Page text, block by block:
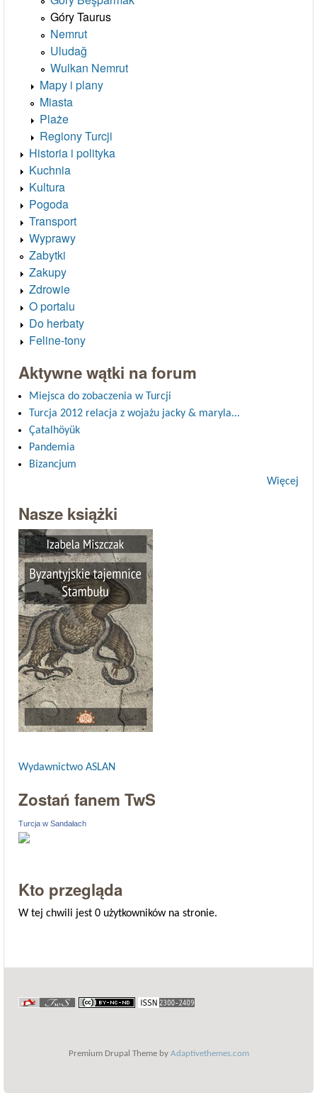
Góry Taurus
Nemrut
Uludağ
Wulkan Nemrut
Mapy i plany
Miasta
Plaże
Regiony Turcji
Historia i polityka
Kuchnia
Kultura
Pogoda
Transport
Wyprawy
Zabytki
Zakupy
Zdrowie
O portalu
Do herbaty
Feline-tony
Aktywne wątki na forum
Miejsca do zobaczenia w Turcji
Turcja 2012 relacja z wojażu jacky & maryla...
Çatalhöyük
Pandemia
Bizancjum
Więcej
Nasze książki
Wydawnictwo ASLAN
Zostań fanem TwS
Turcja w Sandałach
Kto przegląda
W tej chwili jest 0 użytkowników na stronie.
Premium Drupal Theme by Adaptivethemes.com